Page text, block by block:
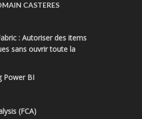
CASTERES
: Autoriser des items
sans ouvrir toute la
Power BI
(FCA)